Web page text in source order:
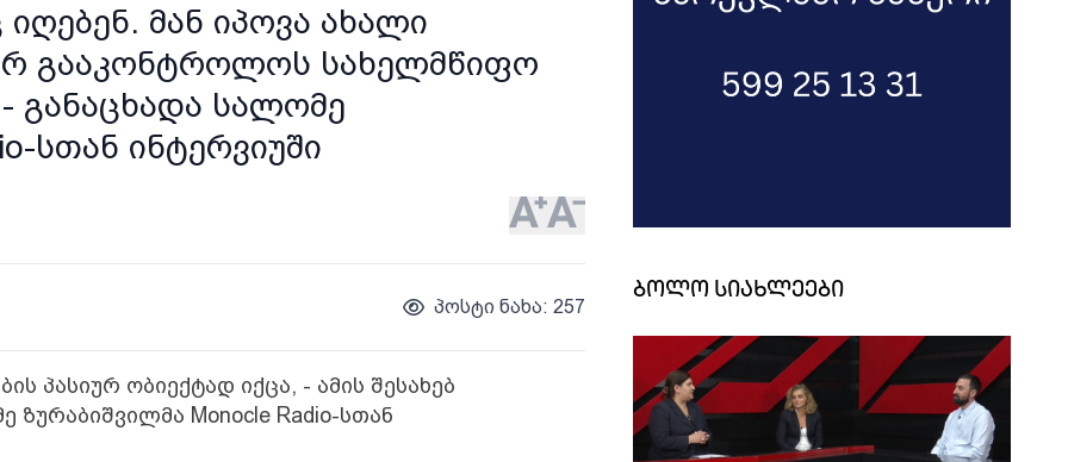
მან იპოვა ახალი
გააკონტროლოს სახელმწიფო
განაცხადა სალომე
სთან ინტერვიუში
პოსტი ნახა: 257
პასიურ ობიექტად იქცა, - ამის შესახებ
Monocle Radio-სთან
ბოლო სიახლეები